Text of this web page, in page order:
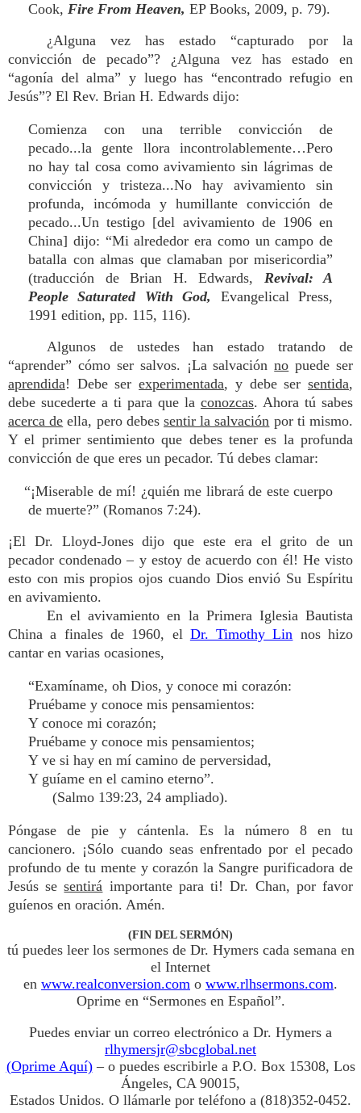
Cook, Fire From Heaven, EP Books, 2009, p. 79).
¿Alguna vez has estado “capturado por la
convicción de pecado”? ¿Alguna vez has estado en
“agonía del alma” y luego has “encontrado refugio en
Jesús”? El Rev. Brian H. Edwards dijo:
Comienza con una terrible convicción de
pecado...la gente llora incontrolablemente…Pero
no hay tal cosa como avivamiento sin lágrimas de
convicción y tristeza...No hay avivamiento sin
profunda, incómoda y humillante convicción de
pecado...Un testigo [del avivamiento de 1906 en
China] dijo: “Mi alrededor era como un campo de
batalla con almas que clamaban por misericordia”
(traducción de Brian H. Edwards, Revival: A
People Saturated With God,
Evangelical Press,
1991 edition, pp. 115, 116).
Algunos de ustedes han estado tratando de
“aprender” cómo ser salvos. ¡La salvaciónno puede ser
aprendida! Debe serexperimentada, y debe sersentida,
debe sucederte a ti para que la conozcas. Ahora tú sabes
acerca de ella, pero debessentir la salvación por ti mismo.
Y el primer sentimiento que debes tener es la profunda
convicción de que eres un pecador. Tú debes clamar:
“¡Miserable de mí! ¿quién me librará de este cuerpo
de muerte?” (Romanos 7:24).
¡El Dr. Lloyd-Jones dijo que este era el grito de un
pecador condenado – y estoy de acuerdo con él! He visto
esto con mis propios ojos cuando Dios envió Su Espíritu
en avivamiento.
En el avivamiento en la Primera Iglesia Bautista
China a finales de 1960, el Dr. Timothy Lin nos hizo
cantar en varias ocasiones,
“Examíname, oh Dios, y conoce mi corazón:
Pruébame y conoce mis pensamientos:
Y conoce mi corazón;
Pruébame y conoce mis pensamientos;
Y ve si hay en mí camino de perversidad,
Y guíame en el camino eterno”.
(Salmo 139:23, 24 ampliado).
Póngase de pie y cántenla. Es la número 8 en tu
cancionero. ¡Sólo cuando seas enfrentado por el pecado
profundo de tu mente y corazón la Sangre purificadora de
Jesús sesentirá importante para ti! Dr. Chan, por favor
guíenos en oración. Amén.
(FIN DEL SERMÓN)
tú puedes leer los sermones de Dr. Hymers cada semana en
el Internet
en www.realconversion.com o www.rlhsermons.com.
Oprime en “Sermones en Español”.
Puedes enviar un correo electrónico a Dr. Hymers a
rlhymersjr@sbcglobal.net
(Oprime Aquí)– o puedes escribirle a P.O. Box 15308, Los
Ángeles, CA 90015,
Estados Unidos. O llámarle por teléfono a (818)352-0452.